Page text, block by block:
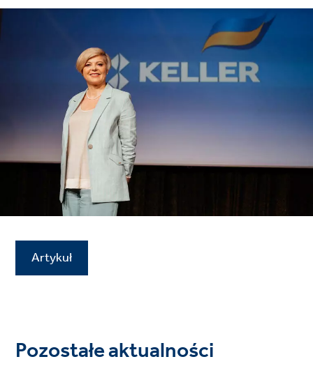
Artykuł
Pozostałe aktualności